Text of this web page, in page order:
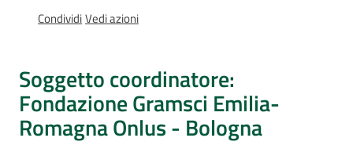
Mostre
itineranti
Percorsi
sulla
memoria
CondividiVedi azioni
Soggetto coordinatore:
Fondazione Gramsci Emilia-
Romagna Onlus - Bologna